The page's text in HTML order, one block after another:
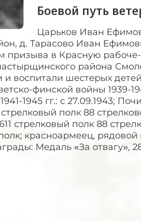
Боевой путь
Царьков Иван
д. Тарасово Иван
призыва в Красную
района
и воспитали шестерых
финской войны 1939-
1945 гг.: с 27.09.1943;
полк 88
стрелковый полк 88
красноармеец,
Медаль «За отвагу»,